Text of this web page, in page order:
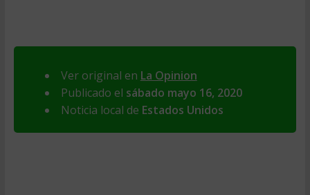
Ver original en La Opinion
Publicado el sábado mayo 16, 2020
Noticia local de Estados Unidos